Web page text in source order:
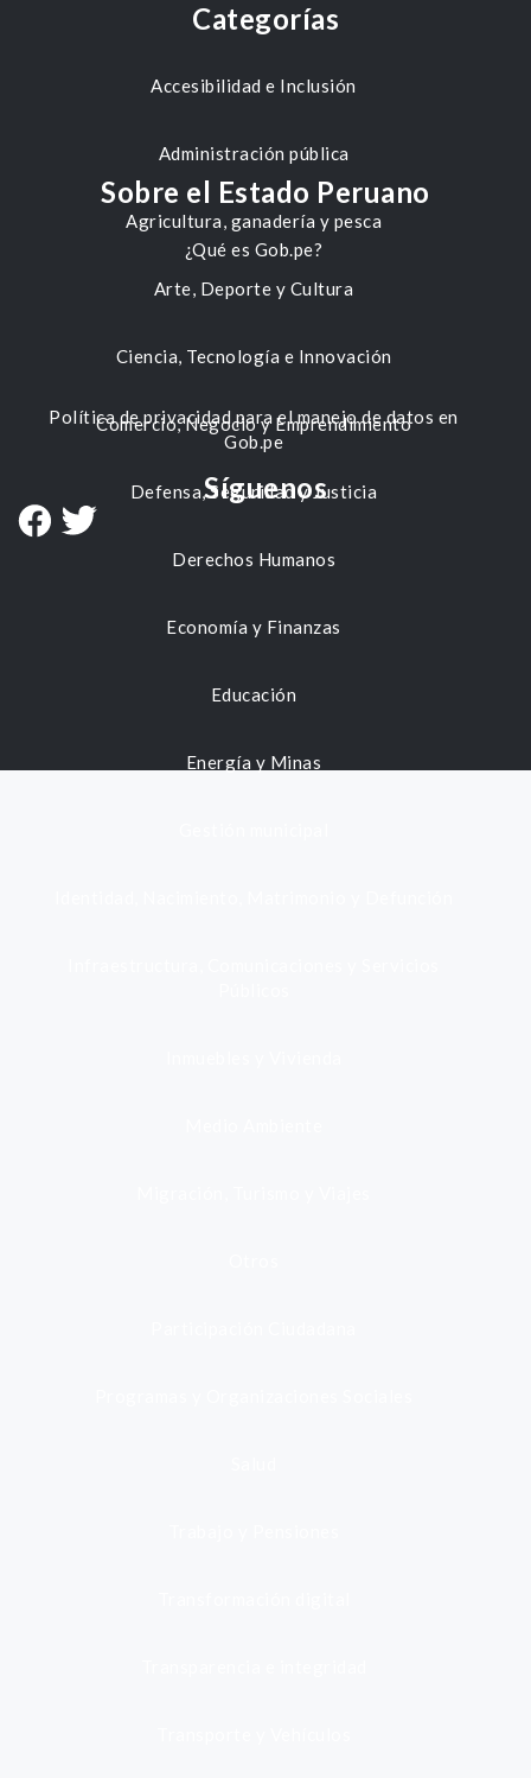
Categorías
Accesibilidad e Inclusión
Administración pública
Agricultura, ganadería y pesca
Arte, Deporte y Cultura
Ciencia, Tecnología e Innovación
Comercio, Negocio y Emprendimiento
Defensa, Seguridad y Justicia
Derechos Humanos
Economía y Finanzas
Educación
Energía y Minas
Sobre el Estado Peruano
¿Qué es Gob.pe?
Política de privacidad para el manejo de datos en
Gob.pe
Síguenos